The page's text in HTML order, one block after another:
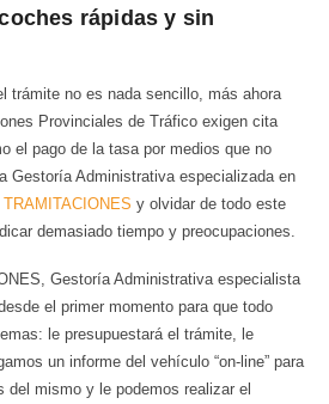
rápidas y sin
trámite no es nada sencillo, más ahora
Provinciales de Tráfico exigen cita
el pago de la tasa por medios que no
Gestoría Administrativa especializada en
y olvidar de todo este
demasiado tiempo y preocupaciones.
Gestoría Administrativa especialista
el primer momento para que todo
le presupuestará el trámite, le
un informe del vehículo “on-line” para
del mismo y le podemos realizar el